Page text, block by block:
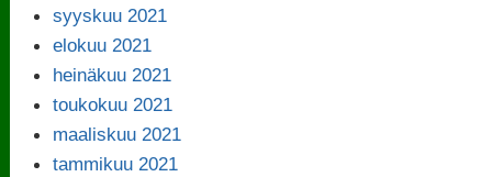
syyskuu 2021
elokuu 2021
heinäkuu 2021
toukokuu 2021
maaliskuu 2021
tammikuu 2021